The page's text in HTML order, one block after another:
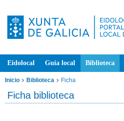
Eidolocal Guía local Biblioteca
Inicio Biblioteca Ficha
Ficha biblioteca